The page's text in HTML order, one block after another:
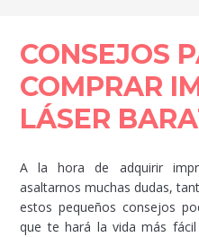
CONSEJOS
COMPRAR
LÁSER
A la hora de adquirir
asaltarnos muchas dudas,
estos pequeños consejos
que te hará la vida más